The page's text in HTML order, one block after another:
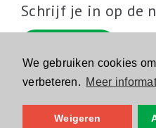
We gebruiken cookies
verbeteren. Meer
Weigeren
Schrijf je in op de
Volg ons op sociale